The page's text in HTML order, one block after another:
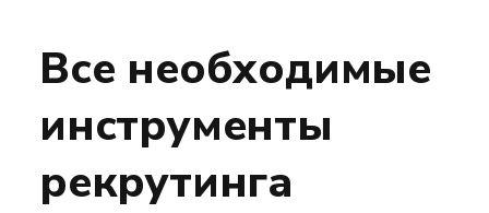
Все необходимые
инструменты
рекрутинга